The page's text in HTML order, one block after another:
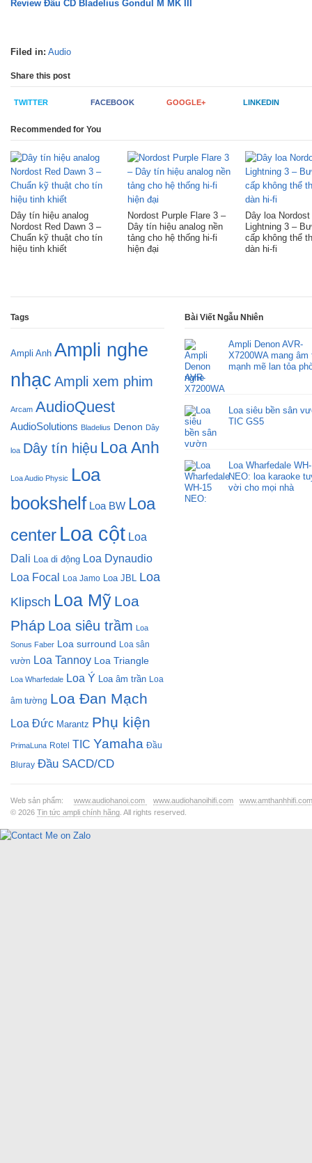
Review Đầu CD Bladelius Gondul M MK III
Filed in: Audio
Share this post
TWITTER FACEBOOK GOOGLE+ LINKEDIN
Recommended for You
Dây tín hiệu analog
Nordost Red Dawn 3 –
Chuẩn kỹ thuật cho tín
hiệu tinh khiết
Nordost Purple Flare 3 –
Dây tín hiệu analog nền
tảng cho hệ thống hi-fi
hiện đại
Dây loa
Lightning 3 –
cấp không thể
dàn hi-fi
Tags
Ampli Anh Ampli nghe
nhạc Ampli xem phim
Arcam AudioQuest
AudioSolutions Bladelius Denon Dây
loa Dây tín hiệu Loa Anh
Loa Audio Physic Loa
bookshelf Loa BW Loa
center Loa cột Loa
Dali Loa di động Loa Dynaudio
Loa Focal
Loa Jamo Loa JBL Loa
Klipsch Loa Mỹ Loa
Pháp Loa siêu trầm
Loa
Sonus Faber Loa surround Loa sân
vườn Loa Tannoy Loa Triangle
Loa Wharfedale Loa Ý Loa âm trần Loa
âm tường Loa Đan Mạch
Loa Đức Marantz Phụ kiện
PrimaLuna Rotel TIC Yamaha Đầu
Bluray Đầu SACD/CD
Bài Viết Ngẫu Nhiên
Ampli Denon AVR-
X7200WA mang âm
mạnh mẽ lan tỏa
nghe
Loa siêu bền sân
TIC GS5
Loa Wharfedale
NEO: loa karaoke
vời cho mọi nhà
Web sản phẩm: www.audiohanoi.com www.audiohanoihifi.com
www.amthanhhifi.com
© 2026 Tin tức ampli chính hãng . All rights reserved.